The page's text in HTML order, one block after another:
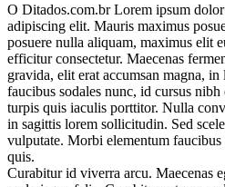
O Ditados.com.br Lorem ipsum
adipiscing elit. Mauris maximus
posuere nulla aliquam, maximus elit
efficitur consectetur. Maecenas
gravida, elit erat accumsan magna,
faucibus sodales nunc, id cursus
turpis quis iaculis porttitor. Nulla
in sagittis lorem sollicitudin. Sed
vulputate. Morbi elementum
quis.
Curabitur id viverra arcu. Maecenas